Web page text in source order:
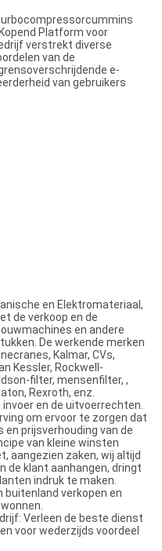
Platform voor
verstrekt diverse
van de
e-
van gebruikers
en Elektromateriaal,
de verkoop en de
en andere
De werkende merken
Kalmar, CVs,
Kessler, Rockwell-
filter, mensenfilter, ,
Rexroth, enz.
en de uitvoerrechten.
om ervoor te zorgen dat
prijsverhouding van de
van kleine winsten
aangezien zaken, wij altijd
de klant aanhangen, dringt
indruk te maken.
buitenland verkopen en
Verleen de beste dienst
voor wederzijds voordeel